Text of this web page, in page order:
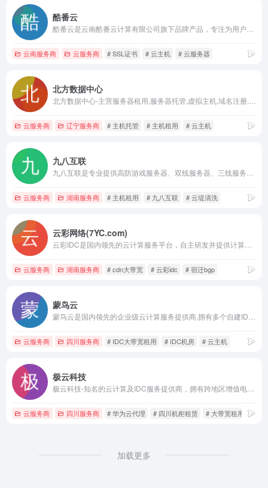
酷番云
云南服务商 云服务商 # SSL证书 # 云主机 # 云服务器
北方数据中心
云服务商 辽宁服务商 # 主机托管 # 主机租用 # 云主机
九八互联
云服务商 湖南服务商 # 主机租用 # 九八互联 # 云堤清洗
云彩网络(7YC.com)
云服务商 湖南服务商 # cdn大带宽 # 云彩idc # 宿迁bgp
蒙鸟云
云服务商 四川服务商 # IDC大带宽租用 # IDC机房 # 云主机
极云科技
云服务商 四川服务商 # 华为云代理 # 四川机柜租赁 # 大带宽租用
加载更多